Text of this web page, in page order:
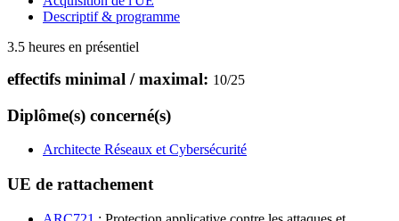
Descriptif & programme
3.5 heures en présentiel
effectifs minimal / maximal: 10/25
Diplôme(s) concerné(s)
Architecte Réseaux et Cybersécurité
UE de rattachement